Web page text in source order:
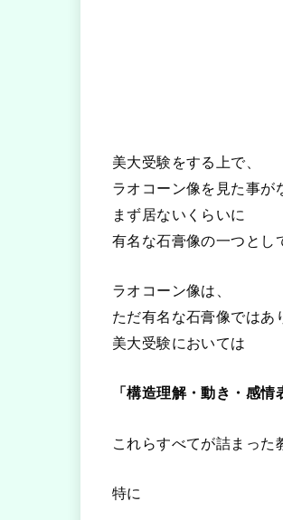
美大受験をする上で、
ラオコーン像を見た事が
まず居ないくらいに
有名な石膏像の一つとし
ラオコーン像は、
ただ有名な石膏像ではあ
美大受験においては
「構造理解・動き・感情
これらすべてが詰まった
特に